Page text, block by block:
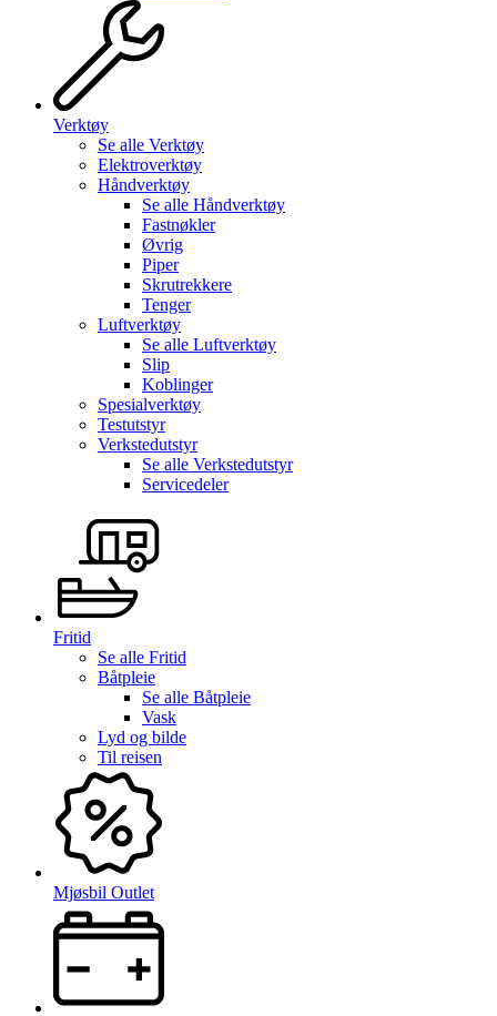
Verktøy
Se alle Verktøy
Elektroverktøy
Håndverktøy
Se alle Håndverktøy
Fastnøkler
Øvrig
Piper
Skrutrekkere
Tenger
Luftverktøy
Se alle Luftverktøy
Slip
Koblinger
Spesialverktøy
Testutstyr
Verkstedutstyr
Se alle Verkstedutstyr
Servicedeler
Fritid
Se alle Fritid
Båtpleie
Se alle Båtpleie
Vask
Lyd og bilde
Til reisen
Mjøsbil Outlet